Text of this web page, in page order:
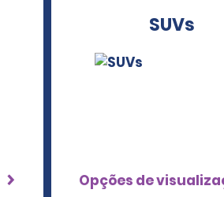
SUVs
Opções de